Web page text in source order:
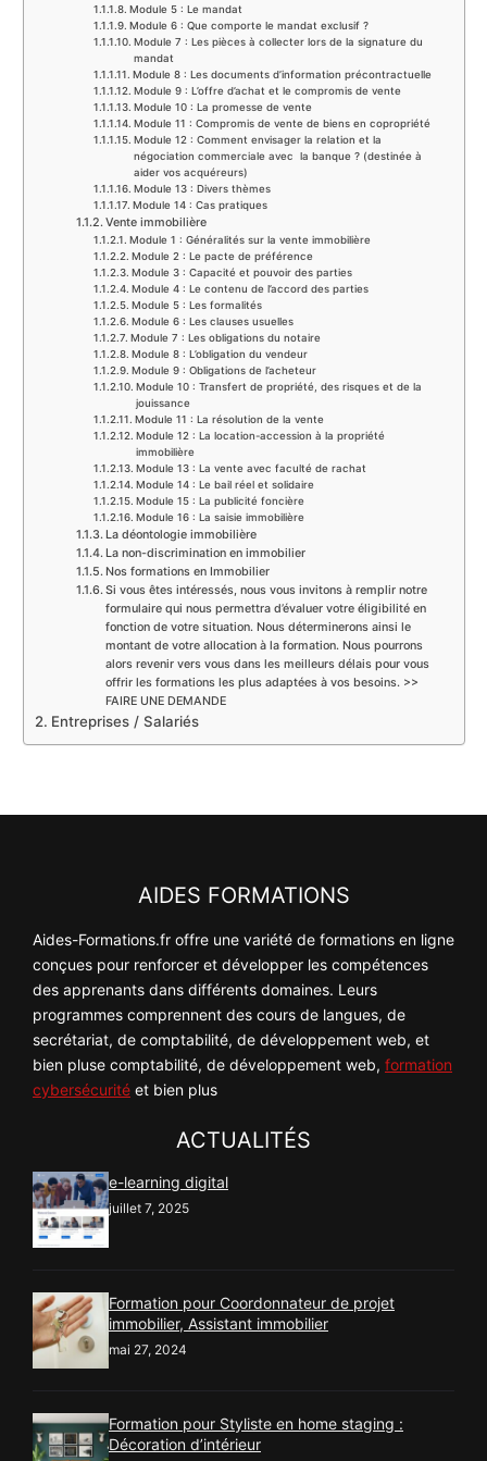
Module 5 : Le mandat
Module 6 : Que comporte le mandat exclusif ?
Module 7 : Les pièces à collecter lors de la signature du
mandat
Module 8 : Les documents d’information précontractuelle
Module 9 : L’offre d’achat et le compromis de vente
Module 10 : La promesse de vente
Module 11 : Compromis de vente de biens en copropriété
Module 12 : Comment envisager la relation et la
négociation commerciale avec la banque ? (destinée à
aider vos acquéreurs)
Module 13 : Divers thèmes
Module 14 : Cas pratiques
Vente immobilière
Module 1 : Généralités sur la vente immobilière
Module 2 : Le pacte de préférence
Module 3 : Capacité et pouvoir des parties
Module 4 : Le contenu de l’accord des parties
Module 5 : Les formalités
Module 6 : Les clauses usuelles
Module 7 : Les obligations du notaire
Module 8 : L’obligation du vendeur
Module 9 : Obligations de l’acheteur
Module 10 : Transfert de propriété, des risques et de la
jouissance
Module 11 : La résolution de la vente
Module 12 : La location-accession à la propriété
immobilière
Module 13 : La vente avec faculté de rachat
Module 14 : Le bail réel et solidaire
Module 15 : La publicité foncière
Module 16 : La saisie immobilière
La déontologie immobilière
La non-discrimination en immobilier
Nos formations en Immobilier
Si vous êtes intéressés, nous vous invitons à remplir notre
formulaire qui nous permettra d’évaluer votre éligibilité en
fonction de votre situation. Nous déterminerons ainsi le
montant de votre allocation à la formation. Nous pourrons
alors revenir vers vous dans les meilleurs délais pour vous
offrir les formations les plus adaptées à vos besoins. >>
FAIRE UNE DEMANDE
Entreprises / Salariés
AIDES FORMATIONS
Aides-Formations.fr offre une variété de formations en ligne
conçues pour renforcer et développer les compétences
des apprenants dans différents domaines. Leurs
programmes comprennent des cours de langues, de
secrétariat, de comptabilité, de développement web, et
bien pluse comptabilité, de développement web, formation
cybersécurité et bien plus
ACTUALITÉS
e-learning digital
juillet 7, 2025
Formation pour Coordonnateur de projet
immobilier, Assistant immobilier
mai 27, 2024
Formation pour Styliste en home staging :
Décoration d’intérieur